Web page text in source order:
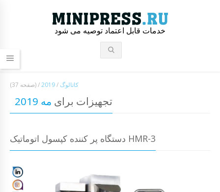
خدمات قابل اعتماد توصیه می شود
کاتالوگ /
2019
/(صفحه 37)
تجهیزات برای مه 2019
دستگاه پر کننده کپسول اتوماتیک HMR-3